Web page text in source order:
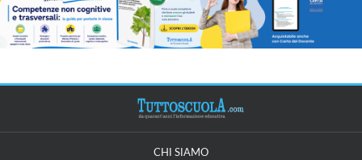
CHI SIAMO